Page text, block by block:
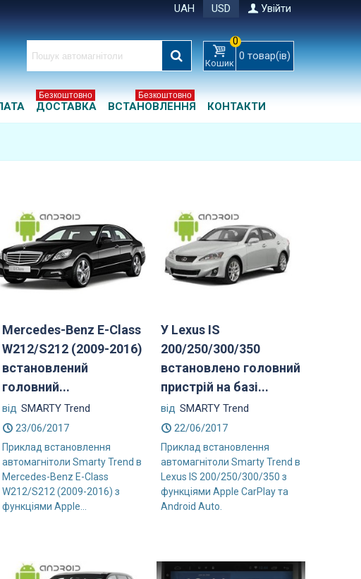
UAH USD Увійти
Кошик
0
0 товар(ів)
ДОСТАВКА
Безкоштовно
ВСТАНОВЛЕННЯ
Безкоштовно
КОНТАКТИ
Mercedes-Benz E-Class
W212/S212 (2009-2016)
встановлений
головний...
від SMARTY Trend
23/06/2017
Приклад встановлення
автомагнітоли Smarty Trend в
Mercedes-Benz E-Class
W212/S212 (2009-2016) з
функціями Apple...
У Lexus IS
200/250/300/350
встановлено головний
пристрій на базі...
від SMARTY Trend
22/06/2017
Приклад встановлення
автомагнітоли Smarty Trend в
Lexus IS 200/250/300/350 з
функціями Apple CarPlay та
Android Auto.